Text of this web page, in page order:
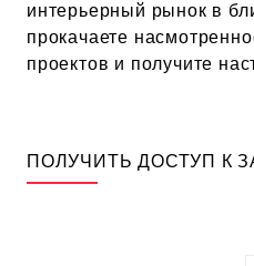
интерьерный рынок в
прокачаете
проектов и получите
ПОЛУЧИТЬ ДОСТУП К